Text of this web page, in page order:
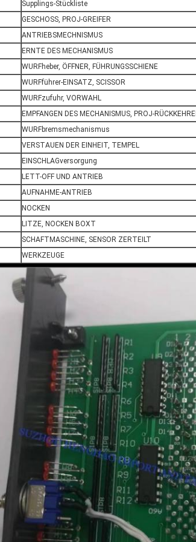
Supplings-Stückliste
GESCHOSS, PROJ-GREIFER
ANTRIEBSMECHNISMUS
ERNTE DES MECHANISMUS
WURFheber, ÖFFNER, FÜHRUNGSSCHIENE
WURFführer-EINSATZ, SCISSOR
WURFzufuhr, VORWAHL
EMPFANGEN DES MECHANISMUS, PROJ-
WURFbremsmechanismus
VERSTAUEN DER EINHEIT, TEMPEL
EINSCHLAGversorgung
LETT-OFF UND ANTRIEB
AUFNAHME-ANTRIEB
NOCKEN
LITZE, NOCKEN BOXT
SCHAFTMASCHINE, SENSOR ZERTEILT
WERKZEUGE